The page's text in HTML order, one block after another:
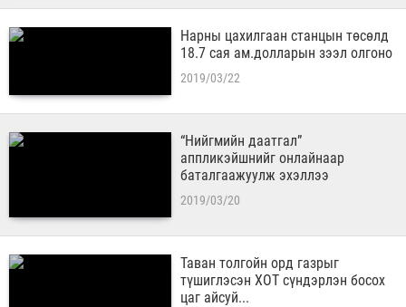
Нарны цахилгаан станцын төсөлд
18.7 сая ам.долларын зээл олгоно
2019/03/22
“Нийгмийн даатгал”
аппликэйшнийг онлайнаар
баталгаажуулж эхэллээ
2019/03/20
Таван толгойн орд газрыг
түшиглэсэн ХОТ сүндэрлэн босох
цаг айсуй...